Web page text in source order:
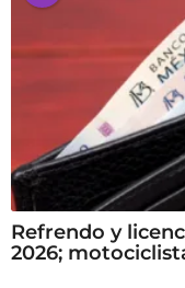
Refrendo y
2026;